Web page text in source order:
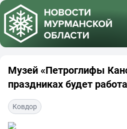
Музей «Петроглифы
праздниках будет
Ковдор